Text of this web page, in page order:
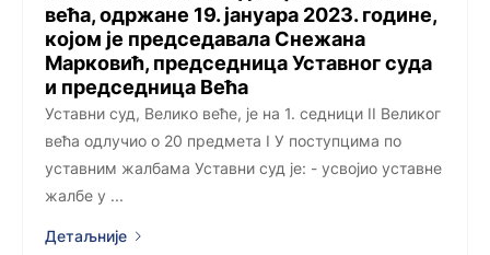
већа, одржанe 19. јануара 2023. године,
којoм је председавала Снежана
Марковић, председница Уставног суда
и председница Већа
Уставни суд, Велико веће, је на 1. седници II Великог
већа одлучио о 20 предмета I У поступцима по
уставним жалбама Уставни суд је: - усвојио уставне
жалбе у ...
Детаљније